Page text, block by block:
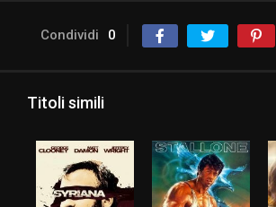
Condividi 0
Titoli simili